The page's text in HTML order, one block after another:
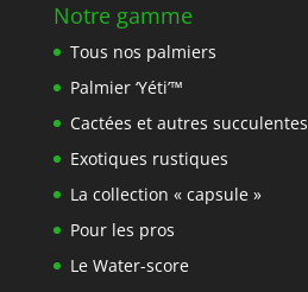
Notre gamme
Tous nos palmiers
Palmier ‘Yéti’™
Cactées et autres succulentes
Exotiques rustiques
La collection « capsule »
Pour les pros
Le Water-score